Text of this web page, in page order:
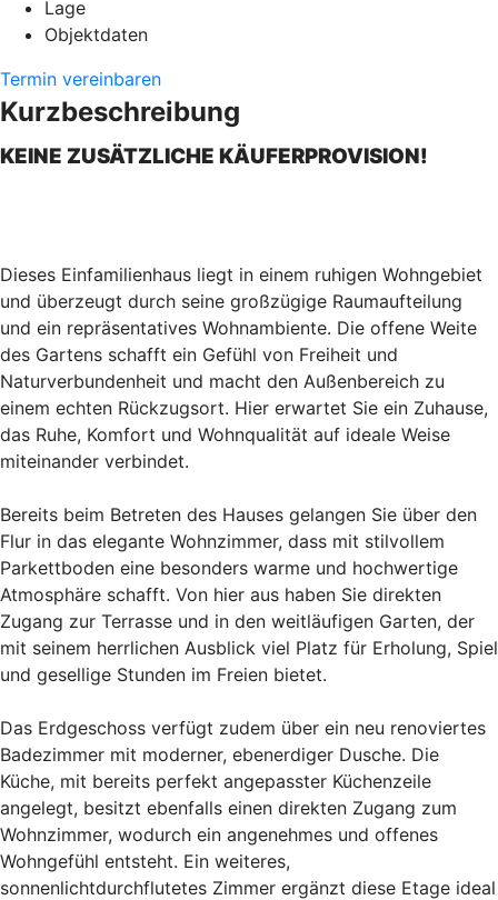
Lage
Objektdaten
Termin vereinbaren
Kurzbeschreibung
KEINE ZUSÄTZLICHE KÄUFERPROVISION!
Dieses Einfamilienhaus liegt in einem ruhigen Wohngebiet
und überzeugt durch seine großzügige Raumaufteilung
und ein repräsentatives Wohnambiente. Die offene Weite
des Gartens schafft ein Gefühl von Freiheit und
Naturverbundenheit und macht den Außenbereich zu
einem echten Rückzugsort. Hier erwartet Sie ein Zuhause,
das Ruhe, Komfort und Wohnqualität auf ideale Weise
miteinander verbindet.
Bereits beim Betreten des Hauses gelangen Sie über den
Flur in das elegante Wohnzimmer, dass mit stilvollem
Parkettboden eine besonders warme und hochwertige
Atmosphäre schafft. Von hier aus haben Sie direkten
Zugang zur Terrasse und in den weitläufigen Garten, der
mit seinem herrlichen Ausblick viel Platz für Erholung, Spiel
und gesellige Stunden im Freien bietet.
Das Erdgeschoss verfügt zudem über ein neu renoviertes
Badezimmer mit moderner, ebenerdiger Dusche. Die
Küche, mit bereits perfekt angepasster Küchenzeile
angelegt, besitzt ebenfalls einen direkten Zugang zum
Wohnzimmer, wodurch ein angenehmes und offenes
Wohngefühl entsteht. Ein weiteres,
sonnenlichtdurchflutetes Zimmer ergänzt diese Etage ideal